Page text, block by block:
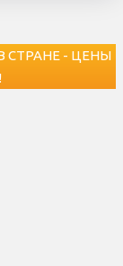
СТРАНЕ - ЦЕНЫ